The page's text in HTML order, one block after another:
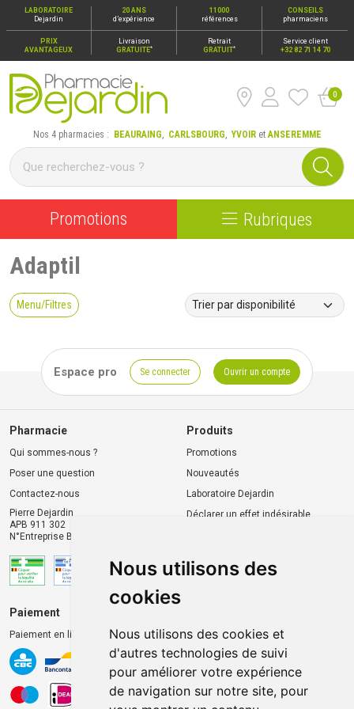
Nous utilisons des
cookies
Nous utilisons des cookies et
d'autres technologies de suivi
pour améliorer votre expérience
de navigation sur notre site, pour
LABORATOIRE
Dejardin
20 ANS
d’expérience
11000
références
CONSEILS
pharmaciens
PRIX
AVANTAGEUX
Livraison
GRATUITE*
Retrait
GRATUIT*
Service client
+32 82 71 14 70
Pharmacie Dejardin Nos 4 pharmacies : Beauraing,
0
Nos 4 pharmacies : BEAURAING, CARLSBOURG,YVOIRetANSEREMME
Promotions Rubriques
Adaptil
Menu/Filtres
Espace pro Se connecter Ouvrir un compte
Pharmacie
Qui sommes-nous ?
Poser une question
Contactez-nous
Pierre Dejardin
APB 911 302
N°Entreprise BE0446.901.764
Produits
Promotions
Nouveautés
Laboratoire Dejardin
Déclarer un effet indésirable
Paiement
Paiement en ligne 100% sécurisé
Livraison chez vous
Livraison dans un Point
d’enlèvement
Retrait dans la pharmacie